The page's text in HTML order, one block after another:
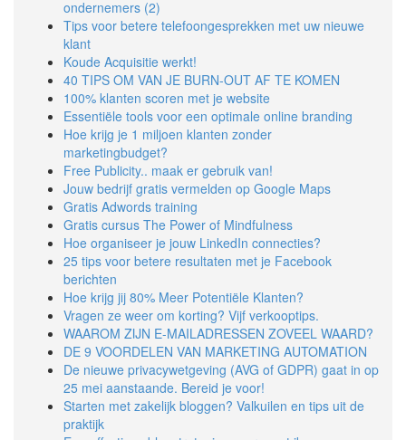
ondernemers (2)
Tips voor betere telefoongesprekken met uw nieuwe
klant
Koude Acquisitie werkt!
40 TIPS OM VAN JE BURN-OUT AF TE KOMEN
100% klanten scoren met je website
Essentiële tools voor een optimale online branding
Hoe krijg je 1 miljoen klanten zonder
marketingbudget?
Free Publicity.. maak er gebruik van!
Jouw bedrijf gratis vermelden op Google Maps
Gratis Adwords training
Gratis cursus The Power of Mindfulness
Hoe organiseer je jouw LinkedIn connecties?
25 tips voor betere resultaten met je Facebook
berichten
Hoe krijg jij 80% Meer Potentiële Klanten?
Vragen ze weer om korting? Vijf verkooptips.
WAAROM ZIJN E-MAILADRESSEN ZOVEEL WAARD?
DE 9 VOORDELEN VAN MARKETING AUTOMATION
De nieuwe privacywetgeving (AVG of GDPR) gaat in op
25 mei aanstaande. Bereid je voor!
Starten met zakelijk bloggen? Valkuilen en tips uit de
praktijk